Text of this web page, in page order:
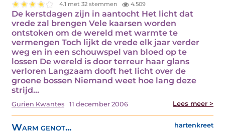
4.1 met 32 stemmen 4.509
De kerstdagen zijn in aantocht Het licht dat
vrede zal brengen Vele kaarsen worden
ontstoken om de wereld met warmte te
vermengen Toch lijkt de vrede elk jaar verder
weg en in een schouwspel van bloed op te
lossen De wereld is door terreur haar glans
verloren Langzaam dooft het licht over de
groene bossen Niemand weet hoe lang deze
strijd…
Gurien Kwantes 11 december 2006 Lees meer >
Warm genot... hartenkreet